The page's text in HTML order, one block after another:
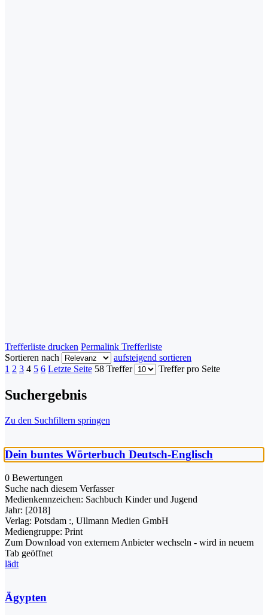
Trefferliste drucken Permalink Trefferliste
Sortieren nach
aufsteigend sortieren
1 2 3 4 5 6 Letzte Seite 58 Treffer Treffer pro Seite
Suchergebnis
Zu den Suchfiltern springen
Dein buntes Wörterbuch Deutsch-Englisch
0 Bewertungen
Suche nach diesem Verfasser
Medienkennzeichen: Sachbuch Kinder und Jugend
Jahr: [2018]
Verlag: Potsdam :, Ullmann Medien GmbH
Mediengruppe: Print
Zum Download von externem Anbieter wechseln - wird in neuem
Tab geöffnet
lädt
Ägypten